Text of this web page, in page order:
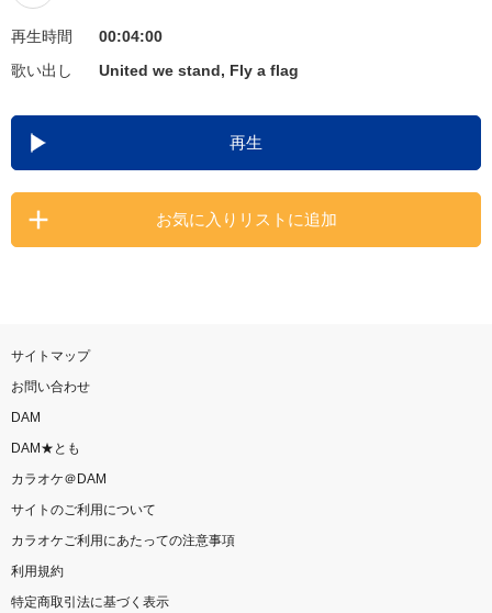
お知らせ よくあるご質問
DAMの新曲・ランキングなど
カラオケ最新情報をチェック！
再生時間
00:04:00
歌い出し
United we stand, Fly a flag
再生
お気に入りリストに追加
サイトマップ
お問い合わせ
DAM
DAM★とも
カラオケ＠DAM
サイトのご利用について
カラオケご利用にあたっての注意事項
利用規約
特定商取引法に基づく表示